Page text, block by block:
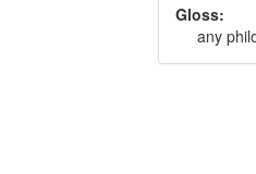
Gloss:
any